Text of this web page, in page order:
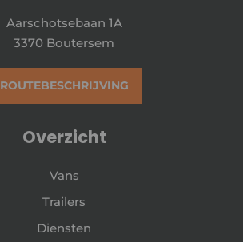
Aarschotsebaan 1A
3370 Boutersem
ROUTEBESCHRIJVING
Overzicht
Vans
Trailers
Diensten